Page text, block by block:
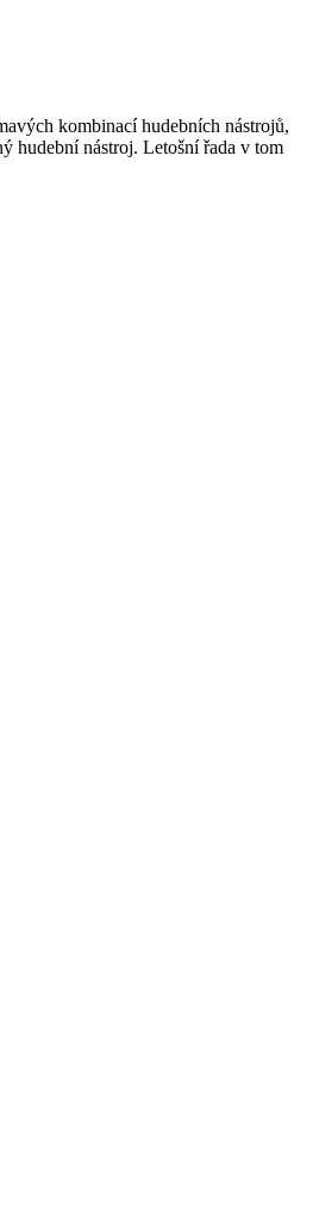
kombinací hudebních nástrojů,
hudební nástroj. Letošní řada v tom